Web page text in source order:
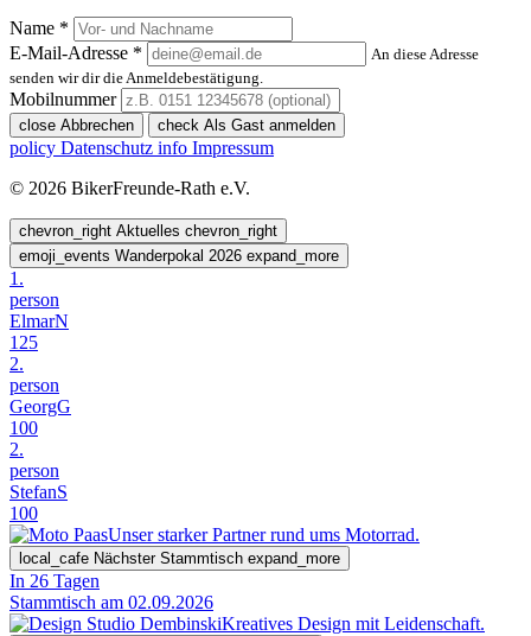
Name *
E-Mail-Adresse *
An diese Adresse
senden wir dir die Anmeldebestätigung.
Mobilnummer
close Abbrechen check Als Gast anmelden
policy Datenschutz info Impressum
© 2026 BikerFreunde-Rath e.V.
chevron_right Aktuelles chevron_right
emoji_events Wanderpokal 2026 expand_more
1.
person
ElmarN
125
2.
person
GeorgG
100
2.
person
StefanS
100
Unser starker Partner rund ums Motorrad.
local_cafe Nächster Stammtisch expand_more
In 26 Tagen
Stammtisch am 02.09.2026
Kreatives Design mit Leidenschaft.